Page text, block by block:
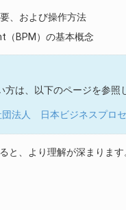
、および操作方法
BPM）の基本概念
方は、以下のページを参照
団法人 日本ビジネスプロ
と、より理解が深まります